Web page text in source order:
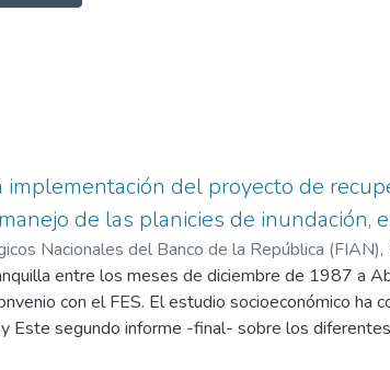
implementación del proyecto de
de las planicies de inundación,
Nacionales del Banco de la República (FIAN),
entre los meses de diciembre de 1987 a
con el FES. El estudio socioeconómico ha
Este segundo informe -final- sobre los diferentes
desarrollo socioeconómico pues falta